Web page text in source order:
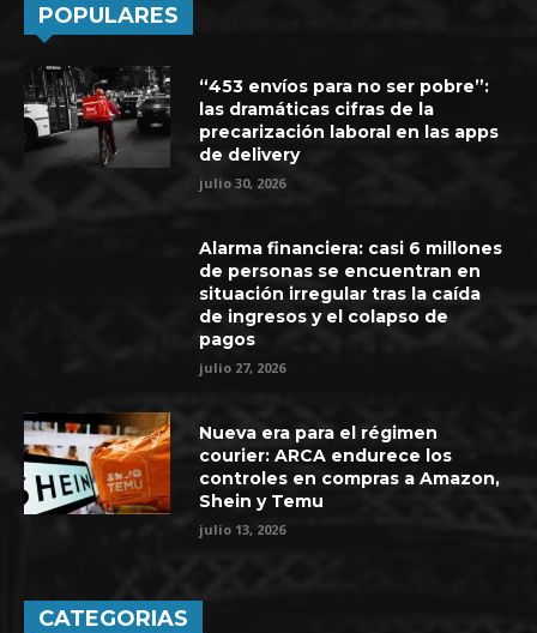
POPULARES
“453 envíos para no ser pobre”:
las dramáticas cifras de la
precarización laboral en las apps
de delivery
julio 30, 2026
Alarma financiera: casi 6 millones
de personas se encuentran en
situación irregular tras la caída
de ingresos y el colapso de
pagos
julio 27, 2026
Nueva era para el régimen
courier: ARCA endurece los
controles en compras a Amazon,
Shein y Temu
julio 13, 2026
CATEGORIAS